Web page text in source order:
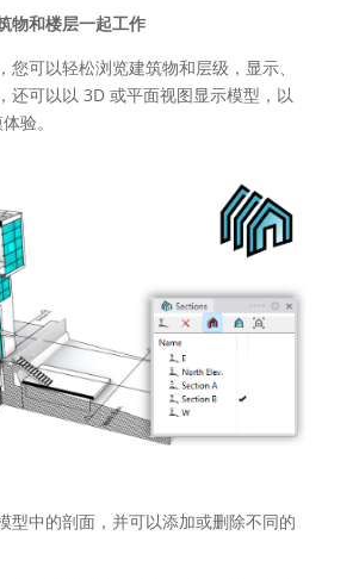
物和楼层一起工作
您可以轻松浏览建筑物和层级，显示、
还可以以 3D 或平面视图显示模型，以
验。
型中的剖面，并可以添加或删除不同的